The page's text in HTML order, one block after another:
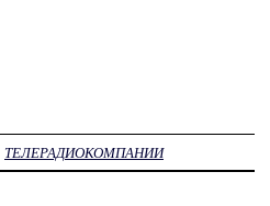
ТЕЛЕРАДИОКОМПАНИИ